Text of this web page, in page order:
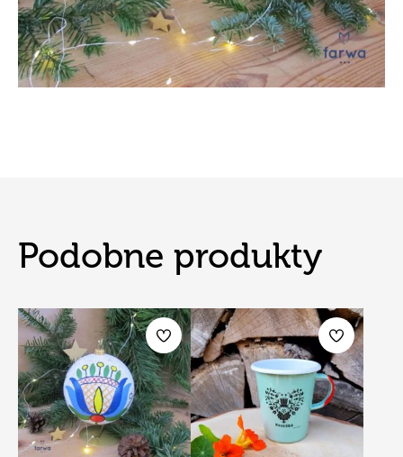
Podobne produkty